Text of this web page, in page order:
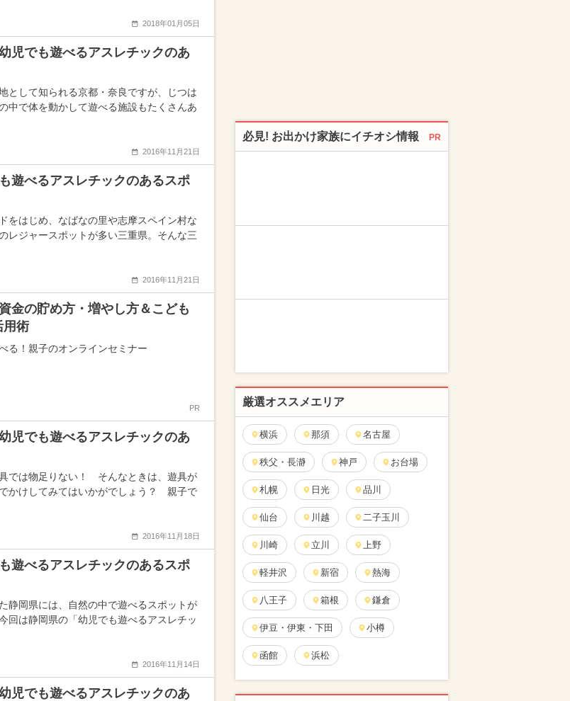
2018年01月05日
児でも遊べるアスレチックのあ
として知られる京都・奈良ですが、じつは
中で体を動かして遊べる施設もたくさんあ
2016年11月21日
遊べるアスレチックのあるスポ
をはじめ、なばなの里や志摩スペイン村な
レジャースポットが多い三重県。そんな三
2016年11月21日
金の貯め方・増やし方＆こども
用術
る！親子のオンラインセミナー
PR
児でも遊べるアスレチックのあ
では物足りない！ そんなときは、遊具が
かけしてみてはいかがでしょう？ 親子で
2016年11月18日
遊べるアスレチックのあるスポ
静岡県には、自然の中で遊べるスポットが
回は静岡県の「幼児でも遊べるアスレチッ
2016年11月14日
児でも遊べるアスレチックのあ
必見! お出かけ家族にイチオシ情報 PR
厳選オススメエリア
横浜 那須 名古屋
秩父・長瀞 神戸 お台場
札幌 日光 品川
仙台 川越 二子玉川
川崎 立川 上野
軽井沢 新宿 熱海
八王子 箱根 鎌倉
伊豆・伊東・下田 小樽
函館 浜松